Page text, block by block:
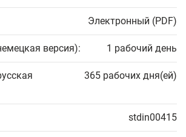
Электронный (PDF)
версия): 1 рабочий день
365 рабочих дня(ей)
stdin00415